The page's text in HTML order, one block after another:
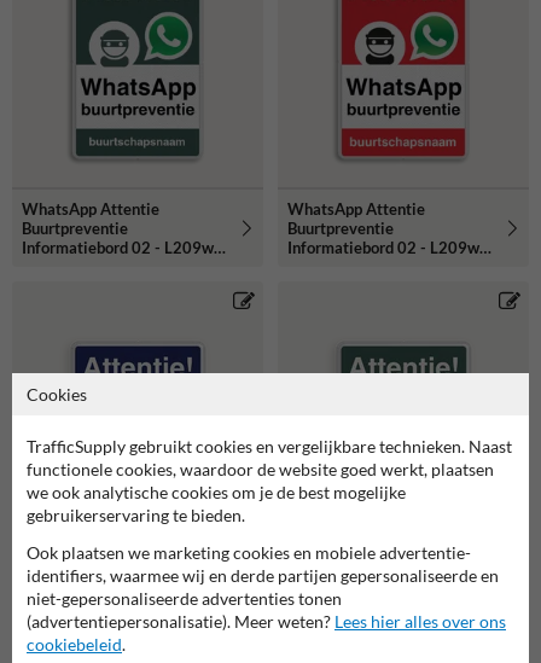
WhatsApp Attentie
Buurtpreventie
Informatiebord 02 - L209wa-
WhatsApp Attentie
Buurtpreventie
Informatiebord 02 - L209wa-
Cookies
TrafficSupply gebruikt cookies en vergelijkbare technieken. Naast
functionele cookies, waardoor de website goed werkt, plaatsen
we ook analytische cookies om je de best mogelijke
gebruikerservaring te bieden.
Ook plaatsen we marketing cookies en mobiele advertentie-
identifiers, waarmee wij en derde partijen gepersonaliseerde en
niet-gepersonaliseerde advertenties tonen
(advertentiepersonalisatie). Meer weten? Lees hier alles over ons
cookiebeleid.